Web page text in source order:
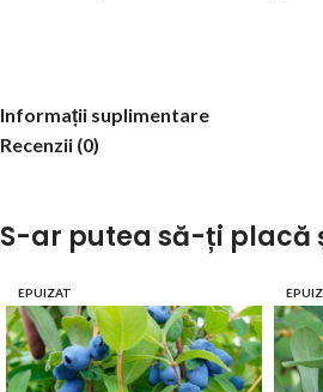
Informații suplimentare
Recenzii (0)
S-ar putea să-ți placă
EPUIZAT